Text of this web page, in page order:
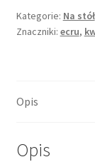
Kategorie: Na stół
Znaczniki: ecru,
Opis
Opis